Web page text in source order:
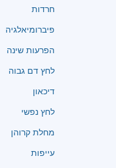
חרדות
פיברומיאלגיה
הפרעות שינה
לחץ דם גבוה
דיכאון
לחץ נפשי
מחלת קרוהן
עייפות